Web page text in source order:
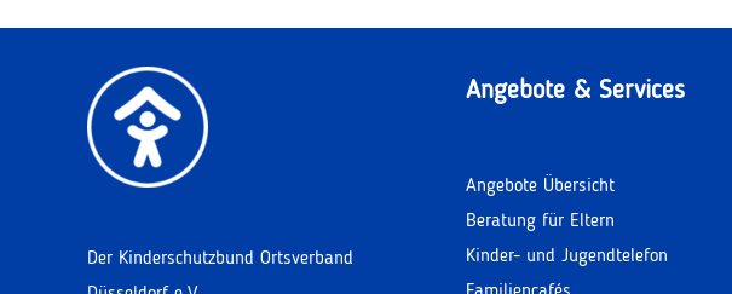
Der Kinderschutzbund Ortsverband
Angebote & Services
Angebote Übersicht
Beratung für Eltern
Kinder- und Jugendtelefon